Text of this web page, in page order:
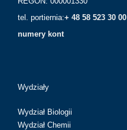
tel. portiernia:+ 48 58 523 30 00
numery kont
Wydziały
Wydział Biologii
Wydział Chemii